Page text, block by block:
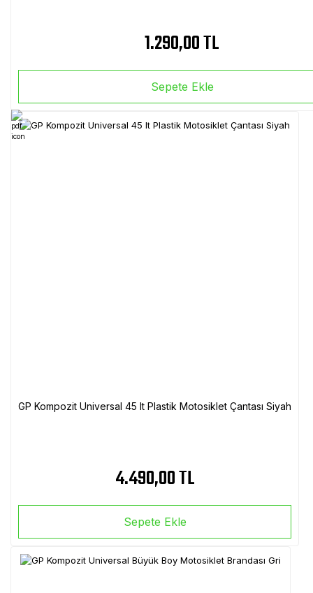
1.290,00 TL
Sepete Ekle
GP Kompozit Universal 45 lt Plastik Motosiklet Çantası Siyah
4.490,00 TL
Sepete Ekle